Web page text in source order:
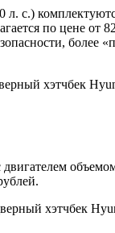
с.)
по цене от
более